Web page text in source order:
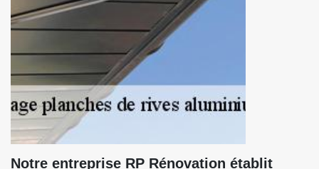
Notre entreprise RP Rénovation établit